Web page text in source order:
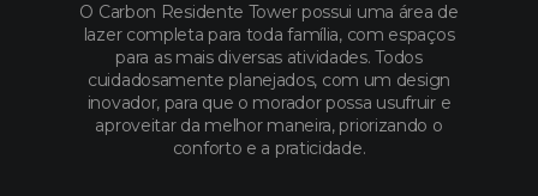
O Carbon Residente Tower possui uma área de
lazer completa para toda família, com espaços
para as mais diversas atividades. Todos
cuidadosamente planejados, com um design
inovador, para que o morador possa usufruir e
aproveitar da melhor maneira, priorizando o
conforto e a praticidade.